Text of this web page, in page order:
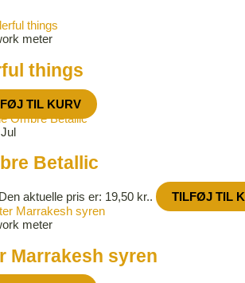
meter
things
TIL KURV
Jul
Betallic
Den aktuelle pris er: 19,50 kr.. TILFØJ TIL
meter
Marrakesh syren